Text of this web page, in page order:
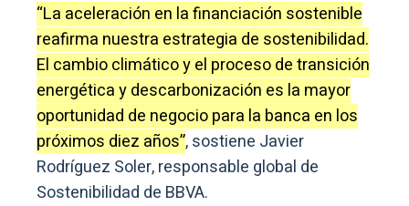
“La aceleración en la financiación sostenible
reafirma nuestra estrategia de sostenibilidad.
El cambio climático y el proceso de transición
energética y descarbonización es la mayor
oportunidad de negocio para la banca en los
próximos diez años”, sostiene Javier
Rodríguez Soler, responsable global de
Sostenibilidad de BBVA.